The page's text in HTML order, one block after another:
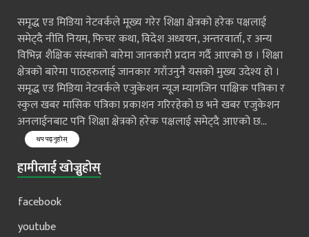
समृद्ध एड मिडिया नेटवर्कले मूख्य गरेर शिक्षा क्षेत्रको हरेक पक्षलाई
समेट्दै नीति नियम, फिचर कथा, विदेश अध्ययन, अन्तरवार्ता, र अन्य
विभिन्न शैक्षिक संस्थाको बारेमा जानकारी प्रदान गर्दै आएको छ । शिक्षा
क्षेत्रको बारेमा पाठहरुलाई जानकार गराँउनुनै यसको मुख्य उदेश्य हो ।
समृद्ध एड मिडिया नेटवर्कले एजुकेशन न्यूज म्यागजिन पाक्षिक पत्रिका र
स्कुल खबर मासिक पत्रिका प्रकाशन गरिरहेको छ भने खबर एजुकेशन
अनलाईनबाट पनि शिक्षा क्षेत्रको हरेक पक्षलाई समेट्दै आएको छ...
थप पढ्नुहोस्
हामीलाई खोज्नुहोस्
facebook
youtube